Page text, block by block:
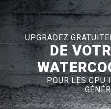
UPGRADEZ
DE
POUR LES CPU